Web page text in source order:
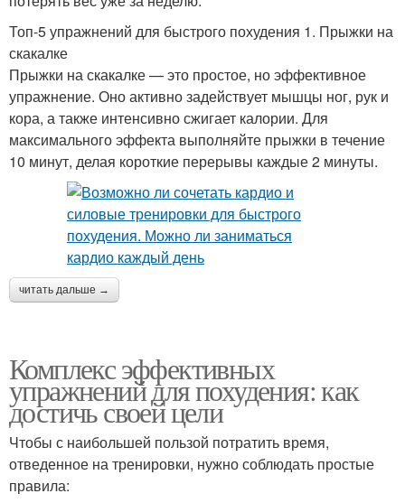
Топ-5 упражнений для быстрого похудения 1. Прыжки на
скакалке
Прыжки на скакалке — это простое, но эффективное
упражнение. Оно активно задействует мышцы ног, рук и
кора, а также интенсивно сжигает калории. Для
максимального эффекта выполняйте прыжки в течение
10 минут, делая короткие перерывы каждые 2 минуты.
читать дальше →
Комплекс эффективных
упражнений для похудения: как
достичь своей цели
Чтобы с наибольшей пользой потратить время,
отведенное на тренировки, нужно соблюдать простые
правила: